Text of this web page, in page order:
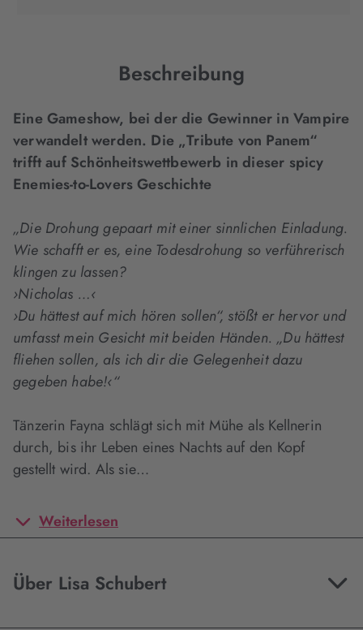
Beschreibung
Eine Gameshow, bei der die Gewinner in Vampire
verwandelt werden. Die „Tribute von Panem“
trifft auf Schönheitswettbewerb in dieser spicy
Enemies-to-Lovers Geschichte
„Die Drohung gepaart mit einer sinnlichen Einladung.
Wie schafft er es, eine Todesdrohung so verführerisch
klingen zu lassen?
›Nicholas …‹
›Du hättest auf mich hören sollen“, stößt er hervor und
umfasst mein Gesicht mit beiden Händen. „Du hättest
fliehen sollen, als ich dir die Gelegenheit dazu
gegeben habe!‹“
Tänzerin Fayna schlägt sich mit Mühe als Kellnerin
durch, bis ihr Leben eines Nachts auf den Kopf
gestellt wird. Als sie…
Weiterlesen
Über Lisa Schubert